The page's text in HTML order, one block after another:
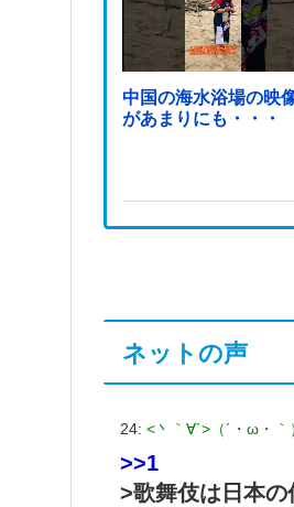
中国の海水浴場の映
があまりにも・・・
ネットの声
24: <丶｀∀´>（´・ω・
>>1
>歌舞伎は日本